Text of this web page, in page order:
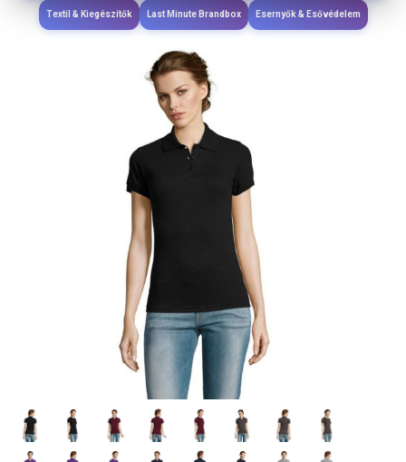
Textil & Kiegészítők Last Minute Brandbox Esernyők & Esővédelem